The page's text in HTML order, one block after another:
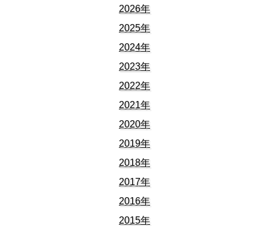
2026年
2025年
2024年
2023年
2022年
2021年
2020年
2019年
2018年
2017年
2016年
2015年